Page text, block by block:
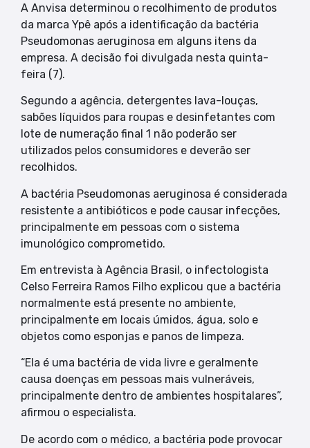
A Anvisa determinou o recolhimento de produtos
da marca Ypê após a identificação da bactéria
Pseudomonas aeruginosa em alguns itens da
empresa. A decisão foi divulgada nesta quinta-
feira (7).
Segundo a agência, detergentes lava-louças,
sabões líquidos para roupas e desinfetantes com
lote de numeração final 1 não poderão ser
utilizados pelos consumidores e deverão ser
recolhidos.
A bactéria Pseudomonas aeruginosa é considerada
resistente a antibióticos e pode causar infecções,
principalmente em pessoas com o sistema
imunológico comprometido.
Em entrevista à Agência Brasil, o infectologista
Celso Ferreira Ramos Filho explicou que a bactéria
normalmente está presente no ambiente,
principalmente em locais úmidos, água, solo e
objetos como esponjas e panos de limpeza.
“Ela é uma bactéria de vida livre e geralmente
causa doenças em pessoas mais vulneráveis,
principalmente dentro de ambientes hospitalares”,
afirmou o especialista.
De acordo com o médico, a bactéria pode provocar